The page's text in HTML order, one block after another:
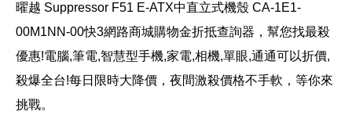
曜越 Suppressor F51 E-ATX中直立式機殼 CA-1E1-
00M1NN-00快3網路商城購物金折抵查詢器，幫您找最殺
優惠!電腦,筆電,智慧型手機,家電,相機,單眼,通通可以折價,
殺爆全台!每日限時大降價，夜間激殺價格不手軟，等你來
挑戰。